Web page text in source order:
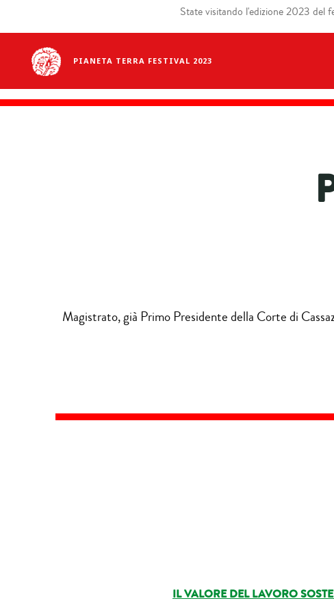
PIANETA TERRA FESTIVAL 2023
State visitando l'edizione 2023 del
Magistrato, già Primo Presidente della Corte di
IL VALORE DEL LAVORO